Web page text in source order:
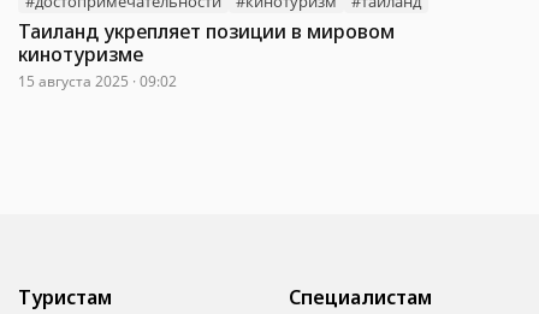
Таиланд укрепляет позиции в мировом
кинотуризме
15 августа 2025 · 09:02
Туристам Специалистам